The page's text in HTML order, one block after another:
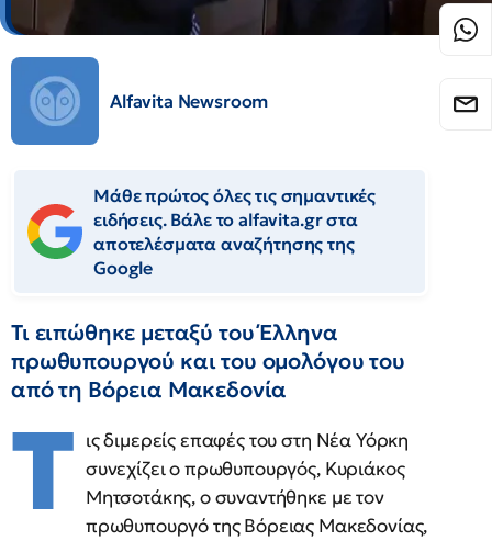
Alfavita Newsroom
Μάθε πρώτος όλες τις σημαντικές
ειδήσεις. Βάλε το alfavita.gr στα
αποτελέσματα αναζήτησης της
Google
Τι ειπώθηκε μεταξύ του Έλληνα
πρωθυπουργού και του ομολόγου του
από τη Βόρεια Μακεδονία
Τ ις διμερείς επαφές του στη Νέα Υόρκη
συνεχίζει ο πρωθυπουργός, Κυριάκος
Μητσοτάκης, ο συναντήθηκε με τον
πρωθυπουργό της Βόρειας Μακεδονίας,